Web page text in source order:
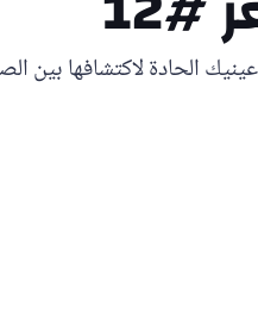
الحادة لاكتشافها